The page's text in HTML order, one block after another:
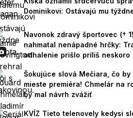
Dominikovi: Ostávajú mu
Navonok zdravý športovec (†
nahmatal nenápadné hrčky:
odhalenie prišlo príliš neskoro
Šokujúce slová Mečiara, čo by
mieste premiéra! Chmelár na
by mal návrh zvážiť
KVÍZ Tieto telenovely kedysi